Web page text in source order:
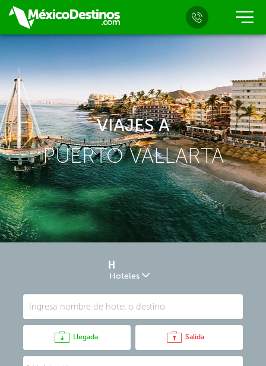
VIAJES A
PUERTO VALLARTA
Hoteles
Llegada Salida